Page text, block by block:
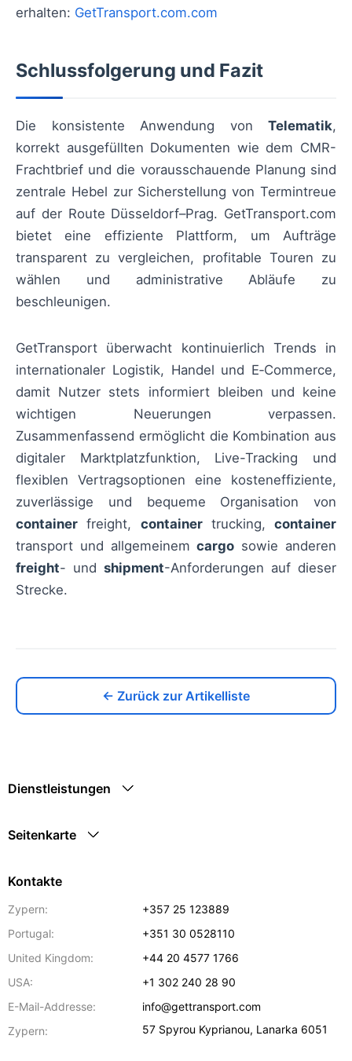
erhalten: GetTransport.com.com
Schlussfolgerung und Fazit
Die konsistente Anwendung von Telematik,
korrekt ausgefüllten Dokumenten wie dem CMR-
Frachtbrief und die vorausschauende Planung sind
zentrale Hebel zur Sicherstellung von Termintreue
auf der Route Düsseldorf–Prag. GetTransport.com
bietet eine effiziente Plattform, um Aufträge
transparent zu vergleichen, profitable Touren zu
wählen und administrative Abläufe zu
beschleunigen.
GetTransport überwacht kontinuierlich Trends in
internationaler Logistik, Handel und E‑Commerce,
damit Nutzer stets informiert bleiben und keine
wichtigen Neuerungen verpassen.
Zusammenfassend ermöglicht die Kombination aus
digitaler Marktplatzfunktion, Live-Tracking und
flexiblen Vertragsoptionen eine kosteneffiziente,
zuverlässige und bequeme Organisation von
container freight, containertrucking, container
transport und allgemeinemcargo sowie anderen
freight- und shipment-Anforderungen auf dieser
Strecke.
← Zurück zur Artikelliste
Dienstleistungen
Seitenkarte
Kontakte
Zypern:
+357 25 123889
Portugal:
+351 30 0528110
United Kingdom:
+44 20 4577 1766
USA:
+1 302 240 28 90
E-Mail-Addresse:
info@gettransport.com
Zypern:
57 Spyrou Kyprianou, Lanarka 6051